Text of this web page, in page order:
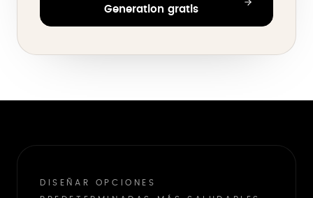
Generation gratis
DISEÑAR OPCIONES